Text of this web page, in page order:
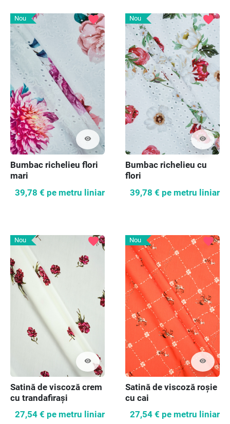
Nou
visibility
favorite
Bumbac richelieu flori
mari
39,78 € pe metru liniar
Nou
visibility
favorite
Bumbac richelieu cu
flori
39,78 € pe metru liniar
Nou
visibility
favorite
Satină de viscoză crem
cu trandafirași
27,54 € pe metru liniar
Nou
visibility
favorite
Satină de viscoză roșie
cu cai
27,54 € pe metru liniar